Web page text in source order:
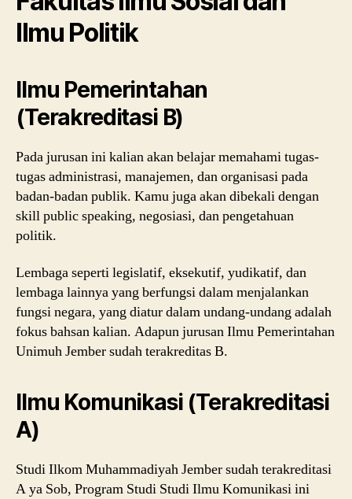
Ilmu Politik
Ilmu Pemerintahan
(Terakreditasi B)
Pada jurusan ini kalian akan belajar memahami tugas-
tugas administrasi, manajemen, dan organisasi pada
badan-badan publik. Kamu juga akan dibekali dengan
skill public speaking, negosiasi, dan pengetahuan
politik.
Lembaga seperti legislatif, eksekutif, yudikatif, dan
lembaga lainnya yang berfungsi dalam menjalankan
fungsi negara, yang diatur dalam undang-undang adalah
fokus bahsan kalian. Adapun jurusan Ilmu Pemerintahan
Unimuh Jember sudah terakreditas B.
Ilmu Komunikasi (Terakreditasi
A)
Studi Ilkom Muhammadiyah Jember sudah terakreditasi
A ya Sob, Program Studi Studi Ilmu Komunikasi ini